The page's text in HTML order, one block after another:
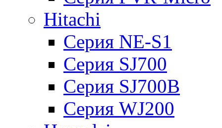
Hitachi
Серия NE-S1
Серия SJ700
Серия SJ700B
Серия WJ200